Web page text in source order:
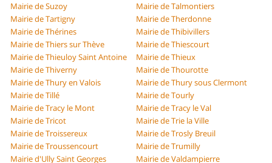
Mairie de Suzoy
Mairie de Talmontiers
Mairie de Tartigny
Mairie de Therdonne
Mairie de Thérines
Mairie de Thibivillers
Mairie de Thiers sur Thève
Mairie de Thiescourt
Mairie de Thieuloy Saint Antoine
Mairie de Thieux
Mairie de Thiverny
Mairie de Thourotte
Mairie de Thury en Valois
Mairie de Thury sous Clermont
Mairie de Tillé
Mairie de Tourly
Mairie de Tracy le Mont
Mairie de Tracy le Val
Mairie de Tricot
Mairie de Trie la Ville
Mairie de Troissereux
Mairie de Trosly Breuil
Mairie de Troussencourt
Mairie de Trumilly
Mairie d'Ully Saint Georges
Mairie de Valdampierre